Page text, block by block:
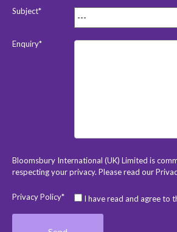
Subject*
Enquiry*
Bloomsbury International (UK) Limited is
respecting your privacy. Please read our
Privacy Policy* I have read and agree to